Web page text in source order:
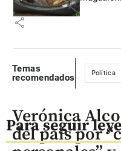
share
Temas
recomendados
Política
Para seguir
Verónica
del país por